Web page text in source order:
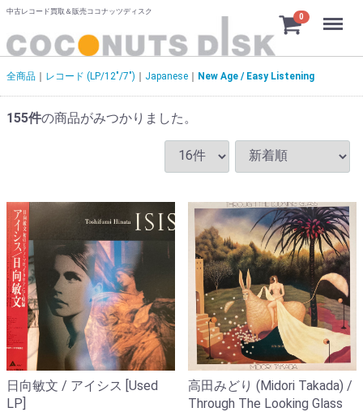
中古レコード買取＆販売ココナッツディスク
0 Menu
全商品 レコード (LP/12"/7") Japanese New Age / Easy Listening
155件の商品がみつかりました。
日向敏文 / アイシス [Used
LP]
高田みどり (Midori Takada) /
Through The Looking Glass